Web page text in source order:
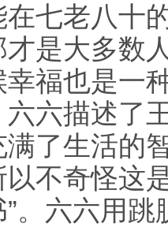
七老八十
是大多数
福也是一
六描述了
了生活的
不奇怪这
。六六用